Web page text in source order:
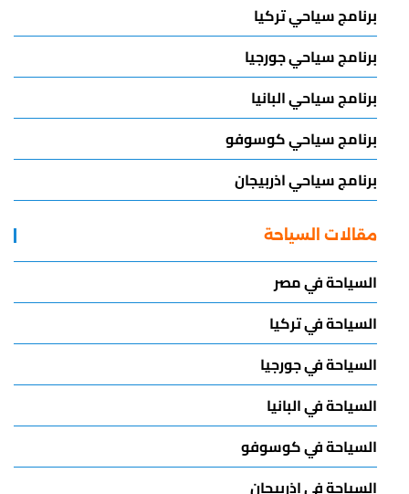
برنامج سياحي تركيا
برنامج سياحي جورجيا
برنامج سياحي البانيا
برنامج سياحي كوسوفو
برنامج سياحي اذربيجان
مقالات السياحة
السياحة في مصر
السياحة في تركيا
السياحة في جورجيا
السياحة في البانيا
السياحة في كوسوفو
السياحة في اذربيجان